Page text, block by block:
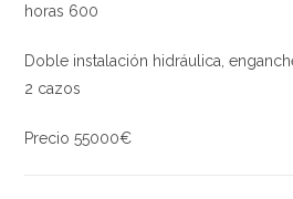
horas 600
Doble instalación hidráulica,
2 cazos
Precio 55000€